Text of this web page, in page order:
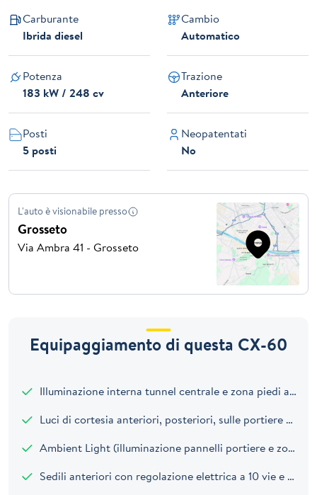
Carburante
Ibrida diesel
Cambio
Automatico
Potenza
183 kW / 248 cv
Trazione
Anteriore
Posti
5 posti
Neopatentati
No
L'auto è visionabile presso
Grosseto
Via Ambra 41 - Grosseto
Equipaggiamento di questa CX-60
Illuminazione interna tunnel centrale e zona piedi anteriore
Luci di cortesia anteriori, posteriori, sulle portiere e per box nel tunnel centrale
Ambient Light (illuminazione pannelli portiere e zona piedi posteriore)
Sedili anteriori con regolazione elettrica a 10 vie e dotati di sistema di ventilazione